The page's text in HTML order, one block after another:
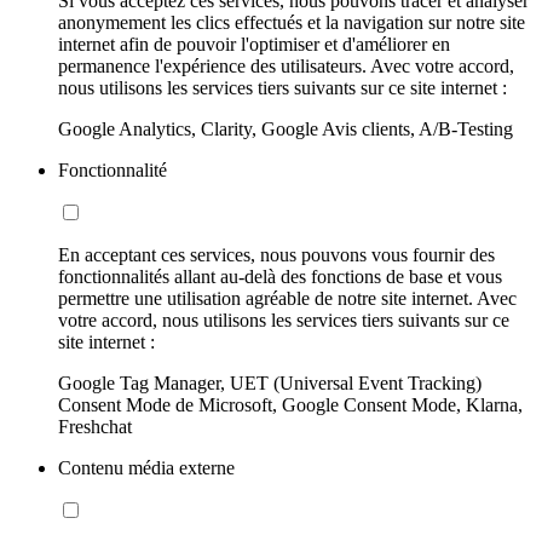
anonymement les clics effectués et la navigation sur notre site
internet afin de pouvoir l'optimiser et d'améliorer en
permanence l'expérience des utilisateurs. Avec votre accord,
nous utilisons les services tiers suivants sur ce site internet :
Google Analytics, Clarity, Google Avis clients, A/B-Testing
Fonctionnalité
En acceptant ces services, nous pouvons vous fournir des
fonctionnalités allant au-delà des fonctions de base et vous
permettre une utilisation agréable de notre site internet. Avec
votre accord, nous utilisons les services tiers suivants sur ce
site internet :
Google Tag Manager, UET (Universal Event Tracking)
Consent Mode de Microsoft, Google Consent Mode, Klarna,
Freshchat
Contenu média externe